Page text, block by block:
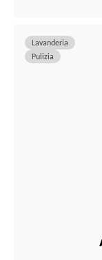
Lavanderia
Pulizia